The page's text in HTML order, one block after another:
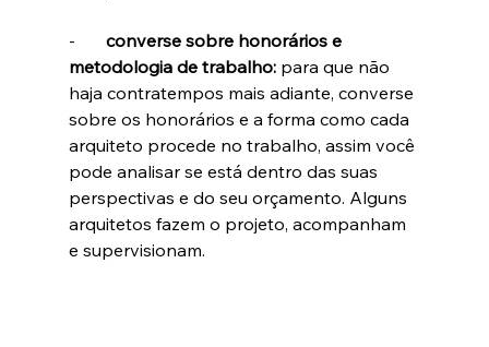
- converse sobre honorários e
metodologia de trabalho: para que não
haja contratempos mais adiante, converse
sobre os honorários e a forma como cada
arquiteto procede no trabalho, assim você
pode analisar se está dentro das suas
perspectivas e do seu orçamento. Alguns
arquitetos fazem o projeto, acompanham
e supervisionam.